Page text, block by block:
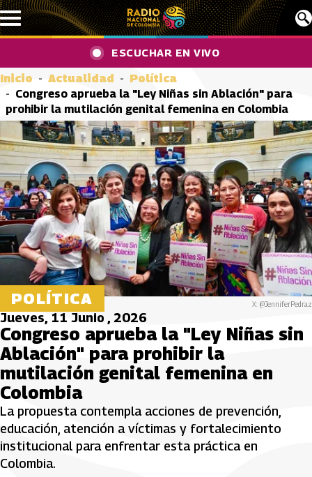
Pasar al contenido principal
ESCUCHAR EN VIVO
Inicio Actualidad
Política
Congreso aprueba la "Ley Niñas sin Ablación" para
prohibir la mutilación genital femenina en Colombia
POLÍTICA X: @JenniferPedraz
Jueves, 11 Junio , 2026
Congreso aprueba la "Ley Niñas sin
Ablación" para prohibir la
mutilación genital femenina en
Colombia
La propuesta contempla acciones de prevención,
educación, atención a víctimas y fortalecimiento
institucional para enfrentar esta práctica en
Colombia.